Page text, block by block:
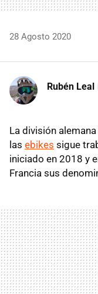
28 Agosto 2020
Rubén Leal
La división
las ebikes sigue
iniciado en 2018 y
Francia sus